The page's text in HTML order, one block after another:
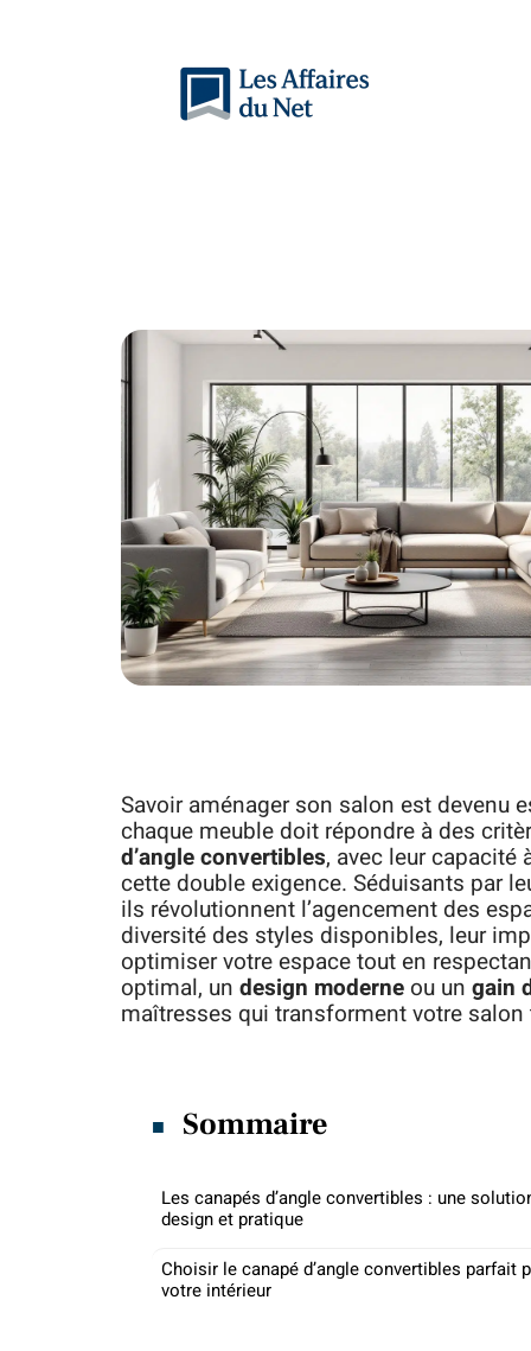
Savoir aménager son salon est devenu
chaque meuble doit répondre à des
d’angle convertibles, avec leur
cette double exigence. Séduisants par
ils révolutionnent l’agencement des
diversité des styles disponibles, leur
optimiser votre espace tout en
optimal, un design moderne ou un gain
maîtresses qui transforment votre
Sommaire
Les canapés d’angle convertibles : une
design et pratique
Choisir le canapé d’angle convertibles parfait
votre intérieur